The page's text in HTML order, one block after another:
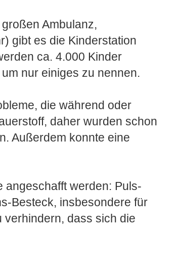
Ambulanz,
gibt es die Kinderstation
ca. 4.000 Kinder
nur einiges zu nennen.
die während oder
daher wurden schon
Außerdem konnte eine
angeschafft werden: Puls-
Besteck, insbesondere für
verhindern, dass sich die